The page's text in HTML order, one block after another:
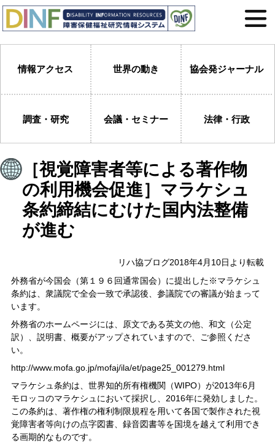
情報アクセス 世界の動き 協会発ジャーナル
調査・研究 会議・セミナー 法律・行政
［視覚障害者等による著作物
の利用機会促進］マラケシュ
条約締結にむけた国内法整備
が進む
リハ協ブログ2018年4月10日より転載
外務省が今国会（第１９６回通常国会）に提出した※マラケシュ
条約は、衆議院で全会一致で承認後、参議院での審議が始まって
います。
外務省のホームページには、原文である英文の他、和文（公定
訳）、説明書、概要がアップされていますので、ご参照くださ
い。
http://www.mofa.go.jp/mofaj/ila/et/page25_001279.html
マラケシュ条約は、世界知的所有権機関（WIPO）が2013年6月
モロッコのマラケシュにおいて採択し、2016年に発効しました。
この条約は、著作権の権利制限規程を用いて各国で製作された視
覚障害者等向けの点字図書、録音図書等を国境を越えて利用でき
る画期的なものです。